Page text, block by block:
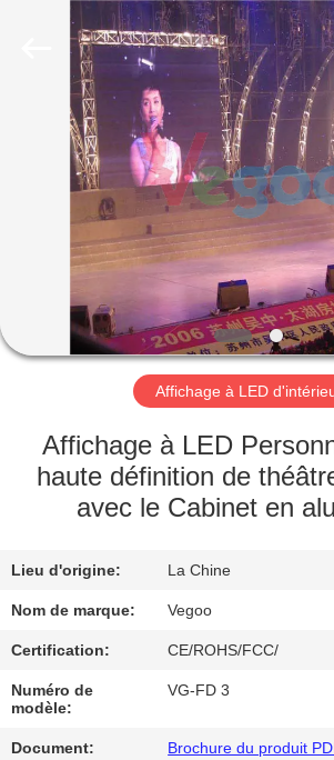
MAISON
PRODUITS
VIDÉOS
PROPOS
DE
NOUS
VISITE
DE
L'USINE
CONTRÔLE
Affichage à LED
Affichage à LED
haute définition de
avec le Cabinet en
Lieu d'origine: La Chine
Nom de marque: Vegoo
Certification: CE/ROHS/FCC/
Numéro de
modèle:
VG-FD 3
Document: Brochure du produit